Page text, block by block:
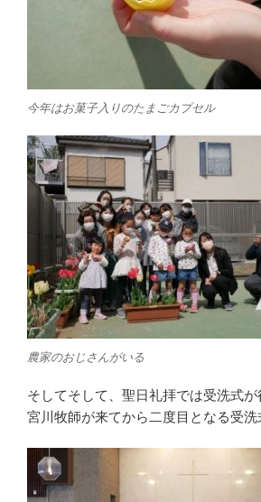
今年はお菓子入りのたまごカプセル
農家のおじさんがいる
そしてそして、聖日礼拝では受洗式が
宮川牧師が来てから二度目となる受洗